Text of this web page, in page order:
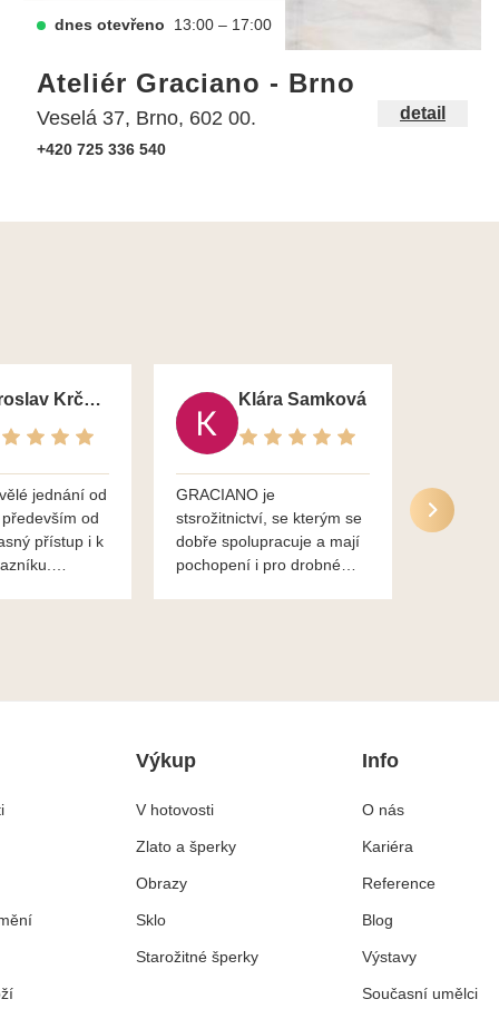
dnes otevřeno 13:00 – 17:00
Ateliér Graciano - Brno
Veselá 37, Brno, 602 00.
+420 725 336 540
detail
Jaroslav Krčma
jednání od
od
přístup i k
Klára Samková
GRACIANO je
stsrožitnictví, se kterým se
dobře spolupracuje a mají
pochopení i pro drobné
Služby
jsou po
Výkup
V hotovosti
Zlato a šperky
Obrazy
Sklo
Starožitné šperky
Info
O nás
Kariéra
Reference
Blog
Výstavy
Současní umělci